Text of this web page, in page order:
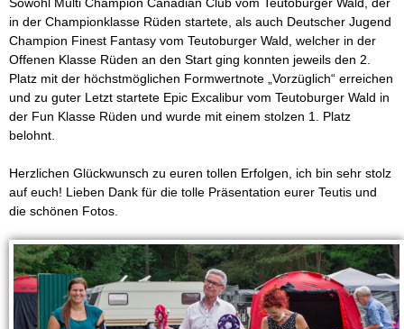
T
e
u
t
o
b
u
r
in der Championklasse Rüden startete, als auch Deutscher Jugend
Champion Finest Fantasy vom Teutoburger Wald, welcher in der
Offenen Klasse Rüden an den Start ging konnten jeweils den 2.
Platz mit der höchstmöglichen Formwertnote „Vorzüglich“ erreichen
und zu guter Letzt startete Epic Excalibur vom Teutoburger Wald in
der Fun Klasse Rüden und wurde mit einem stolzen 1. Platz
belohnt.
Herzlichen Glückwunsch zu euren tollen Erfolgen, ich bin sehr stolz
auf euch! Lieben Dank für die tolle Präsentation eurer Teutis und
die schönen Fotos.